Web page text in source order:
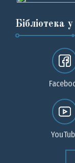
Бібліотека